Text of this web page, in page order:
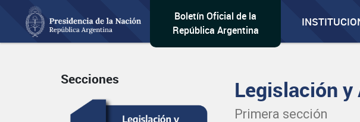
Boletín Oficial de la
República Argentina
Secciones Legislación
Primera sección